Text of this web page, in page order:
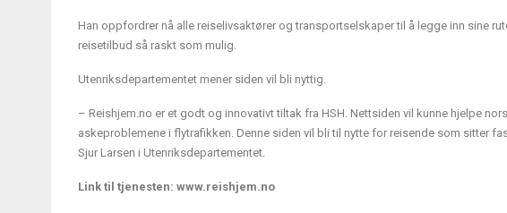
Han oppfordrer nå alle reiselivsaktører og transportselskaper til å legge inn sine
reisetilbud så raskt som mulig.
Utenriksdepartementet mener siden vil bli nyttig.
– Reishjem.no er et godt og innovativt tiltak fra HSH. Nettsiden vil kunne hjelpe
askeproblemene i flytrafikken. Denne siden vil bli til nytte for reisende som sitter
Sjur Larsen i Utenriksdepartementet.
Link til tjenesten: www.reishjem.no